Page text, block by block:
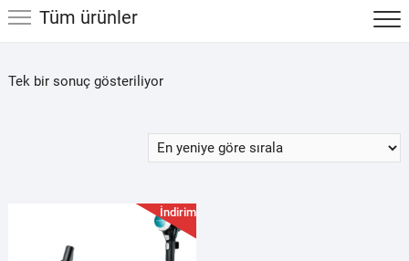
Tüm ürünler
Tek bir sonuç gösteriliyor
İndirim!